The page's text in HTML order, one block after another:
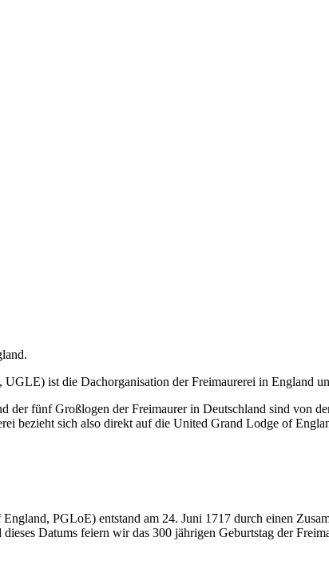
ist die Dachorganisation der Freimaurerei in England
fünf Großlogen der Freimaurer in Deutschland sind von
bezieht sich also direkt auf die United Grand Lodge of
PGLoE) entstand am 24. Juni 1717 durch einen
Datums feiern wir das 300 jährigen Geburtstag der